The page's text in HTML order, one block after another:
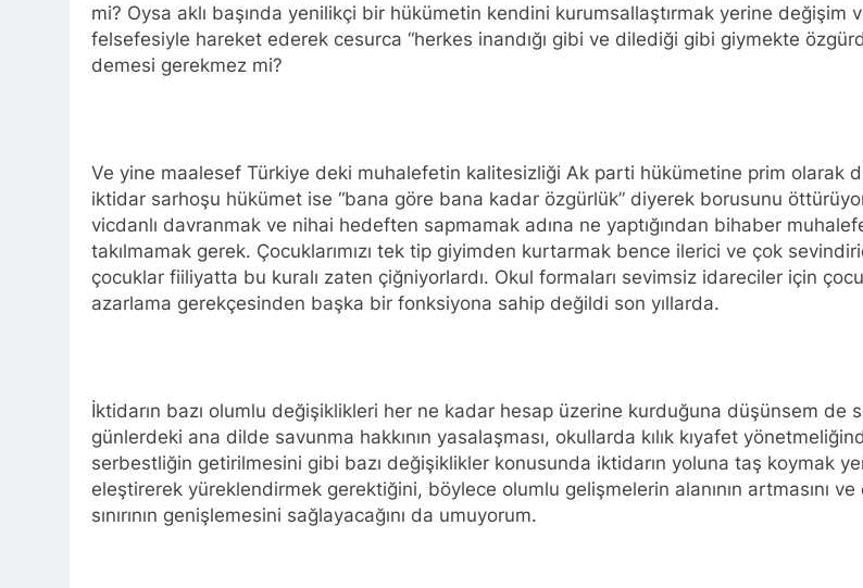
1 Yıl Ago
HAK-PAR pm üyesi Seracettin Sarı, 06.04.2025 tarihin de
”Ortadoğu, Kürtler ve Yeni Dönem Stratejileri” üzerine konferans
*Halkımızı kendi ulusal talepleri etrafında birleşmeye
genel merkezde toplanarak gündemindeki konuları görüştü ve
1 Yıl Ago
HAK-PAR Mersin il örgütü Newrozu coşkulu bir etkinlikle
1 Yıl Ago
BAŞTA KÜRT HALKI OLMAK ÜZERE HERKESİN, MEŞRU
CANLI TUTARAK; RAMAZAN BAYRAMINIZI KUTLUYORUZ!
HAK-PAR, PDK-BAKUR, PSK, PWK, Diyarbakır e Mardin’de
1 Yıl Ago
Ahmed el Şara ve Mazlum Abdi’nin imzaladığı anlaşma,
1 Yıl Ago
HAK-PAR Adana İl Kadın Komisyonu 8 Mart Dünya Kadınlar
1 Yıl Ago
HAK-PAR Fransa Konferansı Başarıyla Sonuçlandı Düzgün
mi? Oysa aklı başında yenilikçi bir hükümetin kendini kurumsallaştırmak yerine değişim
felsefesiyle hareket ederek cesurca “herkes inandığı gibi ve dilediği gibi giymekte
demesi gerekmez mi?
Ve yine maalesef Türkiye deki muhalefetin kalitesizliği Ak parti hükümetine prim olarak
iktidar sarhoşu hükümet ise “bana göre bana kadar özgürlük” diyerek borusunu
vicdanlı davranmak ve nihai hedeften sapmamak adına ne yaptığından bihaber
takılmamak gerek. Çocuklarımızı tek tip giyimden kurtarmak bence ilerici ve çok
çocuklar fiiliyatta bu kuralı zaten çiğniyorlardı. Okul formaları sevimsiz idareciler için
azarlama gerekçesinden başka bir fonksiyona sahip değildi son yıllarda.
İktidarın bazı olumlu değişiklikleri her ne kadar hesap üzerine kurduğuna düşünsem de
günlerdeki ana dilde savunma hakkının yasalaşması, okullarda kılık kıyafet
serbestliğin getirilmesini gibi bazı değişiklikler konusunda iktidarın yoluna taş koymak
eleştirerek yüreklendirmek gerektiğini, böylece olumlu gelişmelerin alanının artmasını ve
sınırının genişlemesini sağlayacağını da umuyorum.